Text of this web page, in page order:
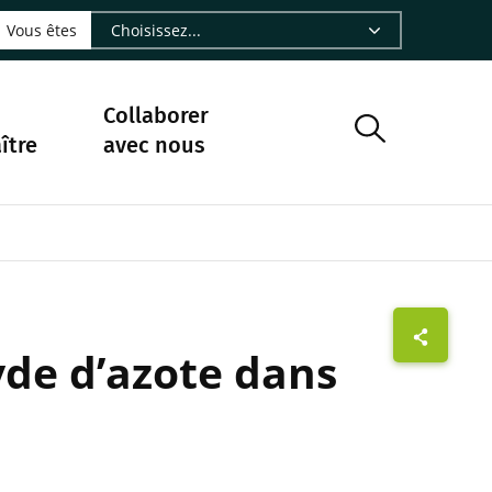
- CIRAD
Facebook - CIRAD
sur Instagram - CIRAD
sur Youtube - CIRAD
suivre sur Bluesky - CIRAD
Nourrir le vivant, le podcast du Cirad - CIRAD
Nous contacter par courriel - CIRAD
la page Flux RSS - CIRAD
Vous êtes
Collaborer
avec nous
d’azote dans